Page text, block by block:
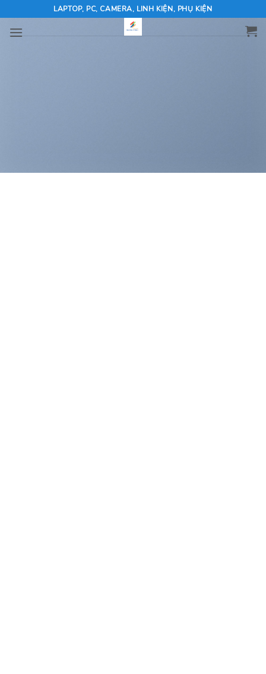
to
content
LAPTOP, PC, CAMERA, LINH KIỆN, PHỤ KIỆN